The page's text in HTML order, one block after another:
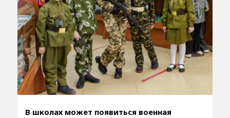
В школах может появиться военная